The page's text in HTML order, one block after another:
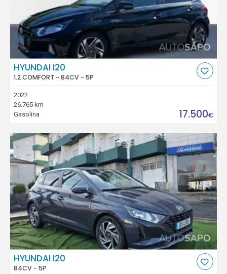
HYUNDAI I20
1.2 COMFORT - 84CV - 5P
2022
26.765 km
Gasolina
17.500€
HYUNDAI I20
84CV - 5P